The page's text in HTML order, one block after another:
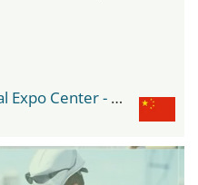
Shanghai New International Expo Center - SNIEC